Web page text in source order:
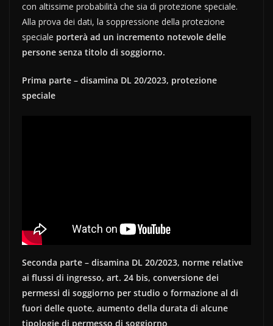
con altissime probabilità che sia di protezione speciale.
Alla prova dei dati, la soppressione della protezione
speciale porterà ad un incremento notevole delle
persone senza titolo di soggiorno.
Prima parte – disamina DL 20/2023, protezione
speciale
Seconda parte – disamina DL 20/2023, norme relative
ai flussi di ingresso, art. 24 bis, conversione dei
permessi di soggiorno per studio o formazione al di
fuori delle quote, aumento della durata di alcune
tipologie di permesso di soggiorno